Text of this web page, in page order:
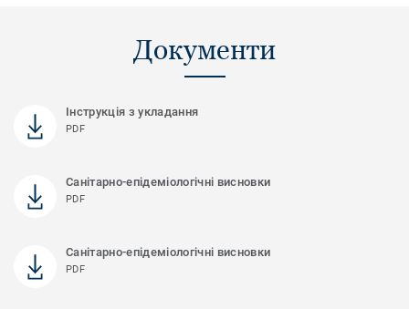
Документи
Інструкція з укладання
PDF
Санітарно-епідеміологічні висновки
PDF
Санітарно-епідеміологічні висновки
PDF